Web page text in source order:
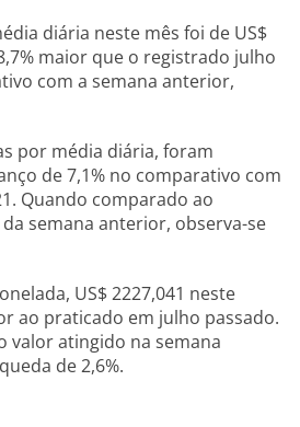
diária neste mês foi de US$
maior que o registrado julho
com a semana anterior,
por média diária, foram
de 7,1% no comparativo com
Quando comparado ao
semana anterior, observa-se
US$ 2227,041 neste
ao praticado em julho passado.
valor atingido na semana
de 2,6%.